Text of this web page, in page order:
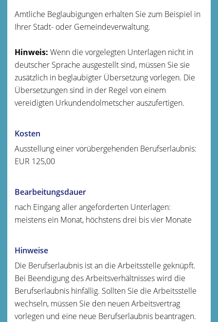
Amtliche Beglaubigungen erhalten Sie zum Beispiel in
Ihrer Stadt- oder Gemeindeverwaltung.
Hinweis: Wenn die vorgelegten Unterlagen nicht in
deutscher Sprache ausgestellt sind, müssen Sie sie
zusätzlich in beglaubigter Übersetzung vorlegen. Die
Übersetzungen sind in der Regel von einem
vereidigten Urkundendolmetscher auszufertigen.
Kosten
Ausstellung einer vorübergehenden Berufserlaubnis:
EUR 125,00
Bearbeitungsdauer
nach Eingang aller angeforderten Unterlagen:
meistens ein Monat, höchstens drei bis vier Monate
Hinweise
Die Berufserlaubnis ist an die Arbeitsstelle geknüpft.
Bei Beendigung des Arbeitsverhältnisses wird die
Berufserlaubnis hinfällig. Sollten Sie die Arbeitsstelle
wechseln, müssen Sie den neuen Arbeitsvertrag
vorlegen und eine neue Berufserlaubnis beantragen.